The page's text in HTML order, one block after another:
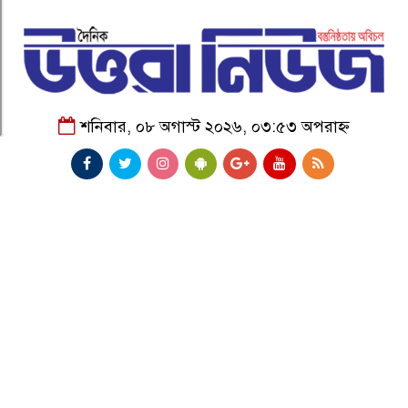
শনিবার, ০৮ অগাস্ট ২০২৬, ০৩:৫৩ অপরাহ্ন